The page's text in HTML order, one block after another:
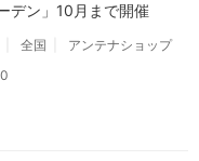
デン」10月まで開催
全国
アンテナショップ